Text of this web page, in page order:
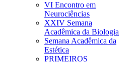
VI Encontro em
Neurociências
XXIV Semana
Acadêmica da Biologia
Semana Acadêmica da
Estética
PRIMEIROS